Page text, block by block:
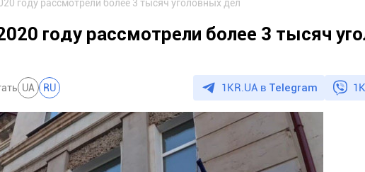
году рассмотрели более 3 тысяч уголовных дел
году рассмотрели более 3 тысяч
UA RU 1KR.UA в Telegram